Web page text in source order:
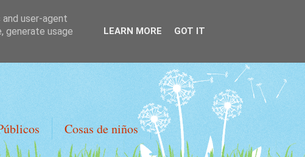
Cosas de niños
user-agent
generate usage
LEARN MORE GOT IT